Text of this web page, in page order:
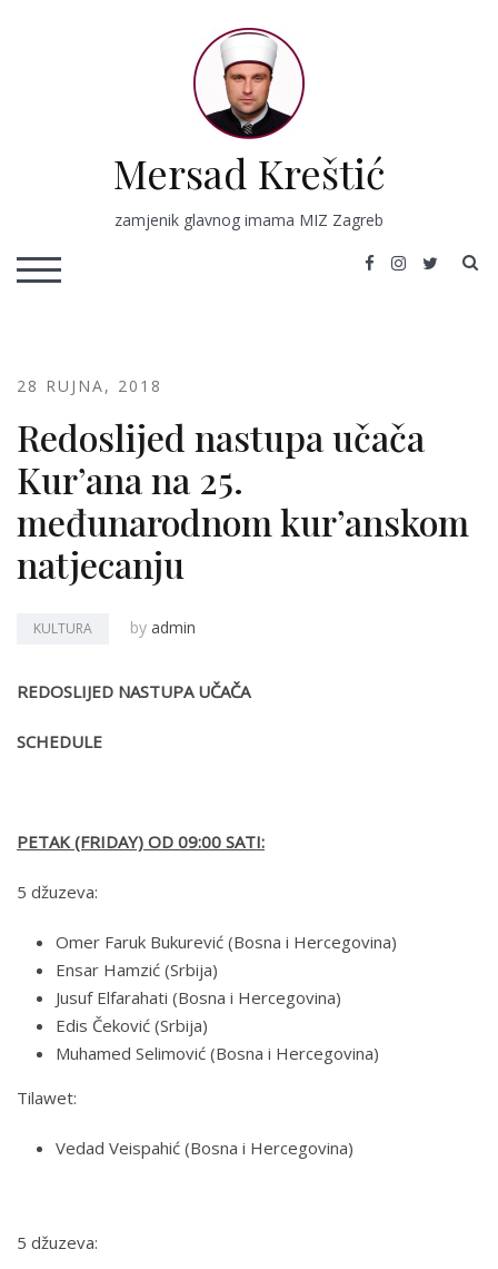
Mersad Kreštić
zamjenik glavnog imama MIZ Zagreb
TOGGLE MOBILE MENU
28 RUJNA, 2018
Redoslijed nastupa učača
Kur’ana na 25.
međunarodnom kur’anskom
natjecanju
KULTURA by admin
REDOSLIJED NASTUPA UČAČA
SCHEDULE
PETAK (FRIDAY) OD 09:00 SATI:
5 džuzeva:
Omer Faruk Bukurević (Bosna i Hercegovina)
Ensar Hamzić (Srbija)
Jusuf Elfarahati (Bosna i Hercegovina)
Edis Čeković (Srbija)
Muhamed Selimović (Bosna i Hercegovina)
Tilawet:
Vedad Veispahić (Bosna i Hercegovina)
5 džuzeva: